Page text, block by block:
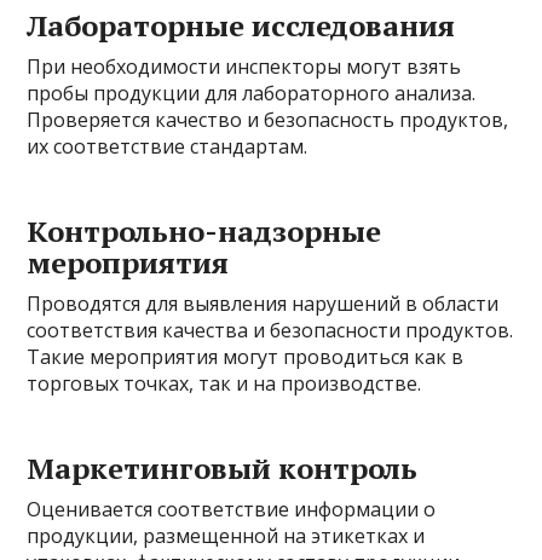
Лабораторные исследования
При необходимости инспекторы могут взять
пробы продукции для лабораторного анализа.
Проверяется качество и безопасность продуктов,
их соответствие стандартам.
Контрольно-надзорные
мероприятия
Проводятся для выявления нарушений в области
соответствия качества и безопасности продуктов.
Такие мероприятия могут проводиться как в
торговых точках, так и на производстве.
Маркетинговый контроль
Оценивается соответствие информации о
продукции, размещенной на этикетках и